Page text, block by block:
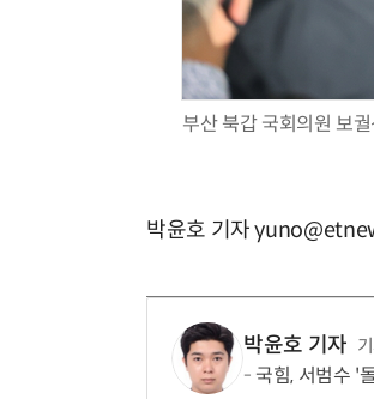
부산 북갑 국회의원 보
박윤호 기자
박윤호 기자
국힘, 서범수 '